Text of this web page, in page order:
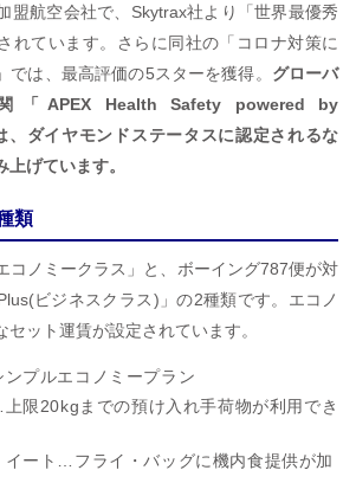
盟航空会社で、Skytrax社より「世界最優秀
れています。さらに同社の「コロナ対策に
では、最高評価の5スターを獲得。 グローバ
APEX Health Safety powered by
ダイヤモンドステータスに認定されるな
げています。
類
コノミークラス」と、ボーイング787便が対
ビジネスクラス)」の2種類です。エコノ
セット運賃が設定されています。
プルエコノミープラン
限20kgまでの預け入れ手荷物が利用でき
イート…フライ・バッグに機内食提供が加